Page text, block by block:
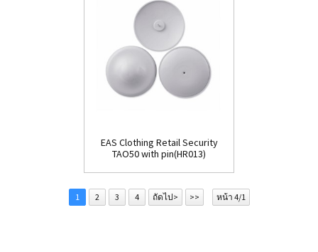
EAS Clothing Retail Security
TAO50 with pin(HR013)
1 2 3 4 ถัดไป> >> หน้า 4/1